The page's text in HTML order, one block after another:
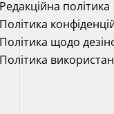
Редакційна політика
Політика
Політика щодо
Політика